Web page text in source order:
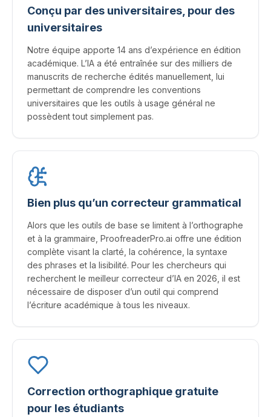
Conçu par des universitaires, pour des
universitaires
Notre équipe apporte 14 ans d’expérience en édition
académique. L’IA a été entraînée sur des milliers de
manuscrits de recherche édités manuellement, lui
permettant de comprendre les conventions
universitaires que les outils à usage général ne
possèdent tout simplement pas.
Bien plus qu’un correcteur grammatical
Alors que les outils de base se limitent à l’orthographe
et à la grammaire, ProofreaderPro.ai offre une édition
complète visant la clarté, la cohérence, la syntaxe
des phrases et la lisibilité. Pour les chercheurs qui
recherchent le meilleur correcteur d’IA en 2026, il est
nécessaire de disposer d’un outil qui comprend
l’écriture académique à tous les niveaux.
Correction orthographique gratuite
pour les étudiants